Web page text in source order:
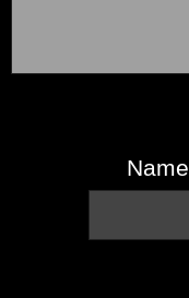
Name